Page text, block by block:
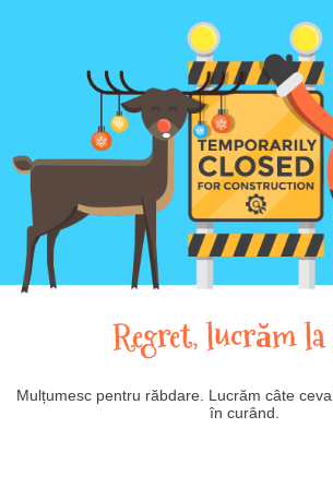
Regret, lucrăm
Mulțumesc pentru răbdare. Lucrăm câte
în curând.